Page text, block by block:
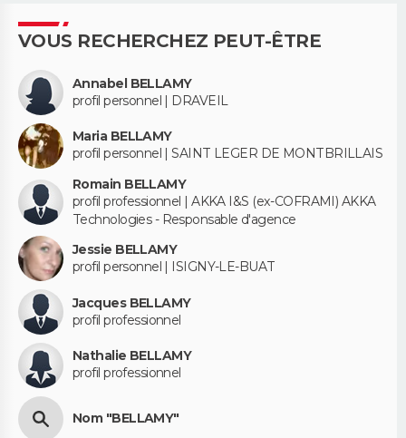
VOUS RECHERCHEZ PEUT-ÊTRE
Annabel BELLAMY
profil personnel | DRAVEIL
Maria BELLAMY
profil personnel | SAINT LEGER DE MONTBRILLAIS
Romain BELLAMY
profil professionnel | AKKA I&S (ex-COFRAMI) AKKA
Technologies - Responsable d'agence
Jessie BELLAMY
profil personnel | ISIGNY-LE-BUAT
Jacques BELLAMY
profil professionnel
Nathalie BELLAMY
profil professionnel
Nom "BELLAMY"